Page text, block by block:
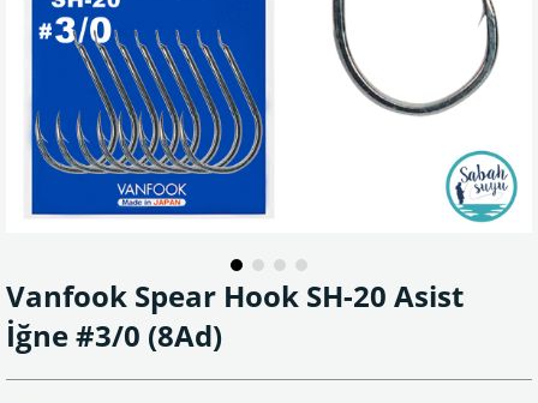
Vanfook Spear Hook SH-20 Asist
İğne #3/0 (8Ad)